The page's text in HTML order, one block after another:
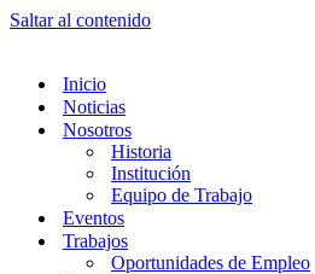
Saltar al contenido
Inicio
Noticias
Nosotros
Historia
Institución
Equipo de Trabajo
Eventos
Trabajos
Oportunidades de Empleo